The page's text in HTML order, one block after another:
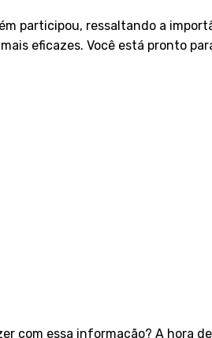
participou, ressaltando a
eficazes. Você está pronto
com essa informação? A hora